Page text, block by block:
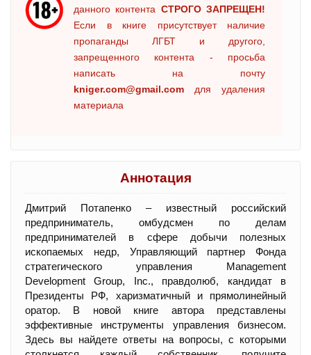
данного контента СТРОГО ЗАПРЕЩЕН!
Если в книге присутствует наличие
пропаганды ЛГБТ и другого,
запрещенного контента - просьба
написать на почту
kniger.com@gmail.com для удаления
материала
Аннотация
Дмитрий Потапенко – известный российский
предприниматель, омбудсмен по делам
предпринимателей в сфере добычи полезных
ископаемых недр, Управляющий партнер Фонда
стратегического управления Management
Development Group, Inc., правдолюб, кандидат в
Президенты РФ, харизматичный и прямолинейный
оратор. В новой книге автора представлены
эффективные инструменты управления бизнесом.
Здесь вы найдете ответы на вопросы, с которыми